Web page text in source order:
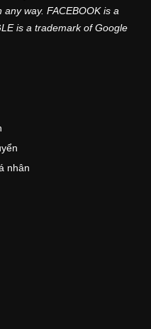
way. FACEBOOK is a
is a trademark of Google
nhân